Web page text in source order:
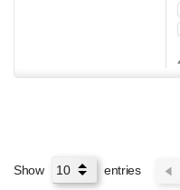
Show entries